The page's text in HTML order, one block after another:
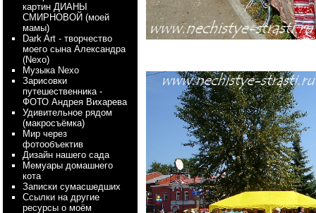
картин ДИАНЫ
СМИРНОВОЙ (моей
мамы)
Dark Art - творчество
моего сына Александра
(Nexo)
Myзыка Nexo
Зарисовки
путешественника -
ФОТО Андрея Вихарева
Удивительное рядом
(макросъёмка)
Мир через
фотообъектив
Дизайн нашего сада
Мемуары домашнего
кота
Записки сумасшедших
Ссылки на другие
ресурсы о моём